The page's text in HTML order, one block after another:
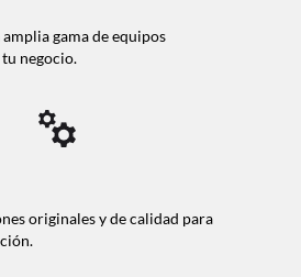
gama de equipos
negocio.
originales y de calidad para